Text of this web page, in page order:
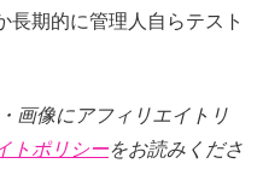
長期的に管理人自らテスト
画像にアフィリエイトリ
トポリシーをお読みくださ